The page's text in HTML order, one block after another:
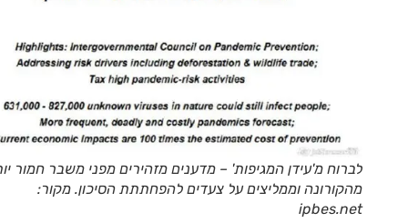
לברוח מ'עידן המגיפות' – מדענים מזהירים מפני משבר חמור יותר
מהקורונה וממליצים על צעדים להפחתתת הסיכון. מקור:
ipbes.net